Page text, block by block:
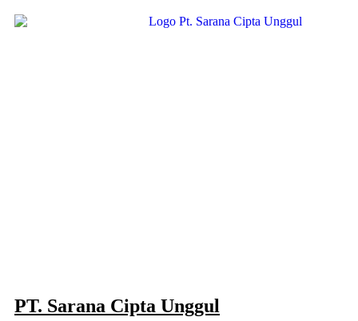
Skip
to
PT. Sarana Cipta Unggul